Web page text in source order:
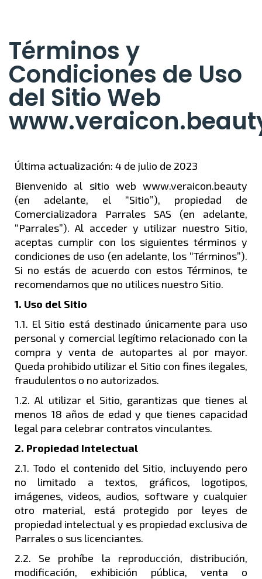
Términos y
Condiciones de Uso
del Sitio Web
Última actualización: 4 de julio de 2023
Bienvenido al sitio web www.veraicon.beauty
(en adelante, el “Sitio”), propiedad de
Comercializadora Parrales SAS (en adelante,
“Parrales”). Al acceder y utilizar nuestro Sitio,
aceptas cumplir con los siguientes términos y
condiciones de uso (en adelante, los “Términos”).
Si no estás de acuerdo con estos Términos, te
recomendamos que no utilices nuestro Sitio.
1. Uso del Sitio
1.1. El Sitio está destinado únicamente para uso
personal y comercial legítimo relacionado con la
compra y venta de autopartes al por mayor.
Queda prohibido utilizar el Sitio con fines ilegales,
fraudulentos o no autorizados.
1.2. Al utilizar el Sitio, garantizas que tienes al
menos 18 años de edad y que tienes capacidad
legal para celebrar contratos vinculantes.
2. Propiedad Intelectual
2.1. Todo el contenido del Sitio, incluyendo pero
no limitado a textos, gráficos, logotipos,
imágenes, videos, audios, software y cualquier
otro material, está protegido por leyes de
propiedad intelectual y es propiedad exclusiva de
Parrales o sus licenciantes.
2.2. Se prohíbe la reproducción, distribución,
modificación, exhibición pública, venta o